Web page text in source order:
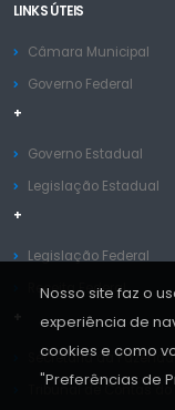
LINKS ÚTEIS
Câmara Municipal
Governo Federal
+
Governo Estadual
Legislação Estadual
+
Legislação Federal
Receita Federal
Secretaria da Fazenda
Tribunal de Contas
Nosso site faz o
experiência de
cookies e como
"Preferências de